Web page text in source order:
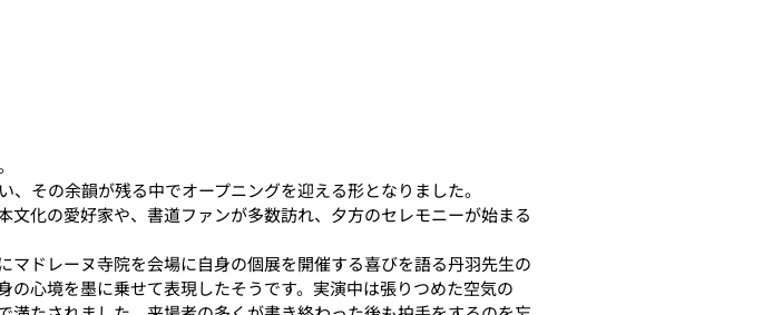
その余韻が残る中でオープニングを迎える形となりました。
化の愛好家や、書道ファンが多数訪れ、夕方のセレモニーが始まる
ドレーヌ寺院を会場に自身の個展を開催する喜びを語る丹羽先生の
心境を墨に乗せて表現したそうです。実演中は張りつめた空気の